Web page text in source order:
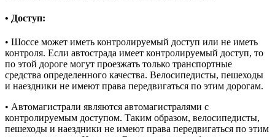
• Доступ:
• Шоссе может иметь контролируемый доступ или не иметь
контроля. Если автострада имеет контролируемый доступ, то
по этой дороге могут проезжать только транспортные
средства определенного качества. Велосипедисты, пешеходы
и наездники не имеют права передвигаться по этим дорогам.
• Автомагистрали являются автомагистралями с
контролируемым доступом. Таким образом, велосипедисты,
пешеходы и наездники не имеют права передвигаться по этим